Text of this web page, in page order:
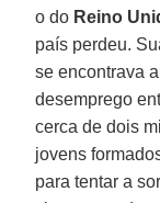
o do Reino
país perdeu.
se encontrava
desemprego
cerca de dois
jovens
para tentar a